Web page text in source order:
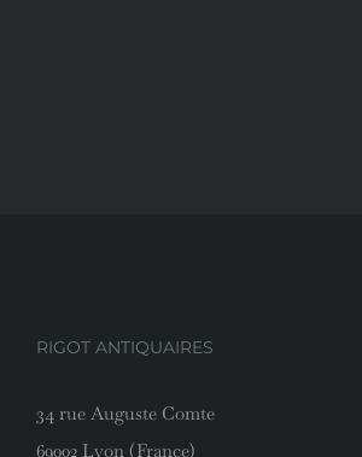
RIGOT ANTIQUAIRES
34 rue Auguste Comte
69002 Lyon (France)